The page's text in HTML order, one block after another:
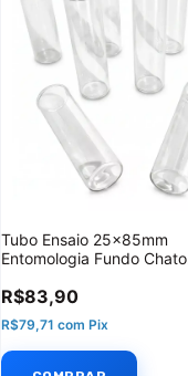
Tubo Ensaio 25x85mm
Entomologia Fundo Chato
R$83,90
R$79,71 com Pix